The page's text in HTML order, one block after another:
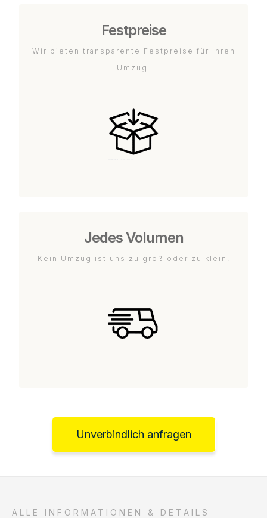
Festpreise
Wir bieten transparente Festpreise für Ihren
Umzug.
Jedes Volumen
Kein Umzug ist uns zu groß oder zu klein.
Unverbindlich anfragen
ALLE INFORMATIONEN & DETAILS